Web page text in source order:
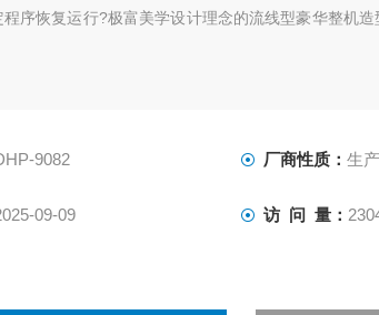
程序恢复运行?极富美学设计理念的流线型豪华整机
9082 厂商性质： 生
09-09 访 问 量：